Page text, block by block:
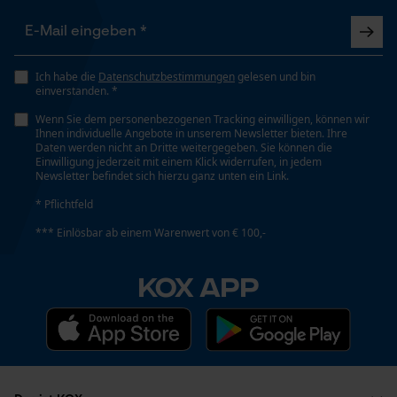
Jahreszeit
1 x Kox Sägekette
Größe & Maße
Ergebender Brustwinkel
Schienenlänge
Top Preis
Toller Preis im Angebot
Preis / Leistung ist überzeugend!
Wir haben die Ketten auf unserer Stihl MS 500i
mit Light-Schwert. Gerade im Kiefernbestand
überzeugen die Ketten beim Fällen. Top Qualität.
Halten sehr lange.
Weitere Bewertungen anzeigen
Ich habe die Datenschutzbestimmungen gelesen und bin
einverstanden. *
Wenn Sie dem personenbezogenen Tracking einwilligen, können wir
Ihnen individuelle Angebote in unserem Newsletter bieten. Ihre
Daten werden nicht an Dritte weitergegeben. Sie können die
Einwilligung jederzeit mit einem Klick widerrufen, in jedem
Newsletter befindet sich hierzu ganz unten ein Link.
* Pflichtfeld
*** Einlösbar ab einem Warenwert von € 100,-
KOX APP
Speichern der Auswahl zur
Datenverarbeitung
Econda Tag Manager
Statistik Cookies
Econda Analytics
Mouseflow Web Analytics Tool